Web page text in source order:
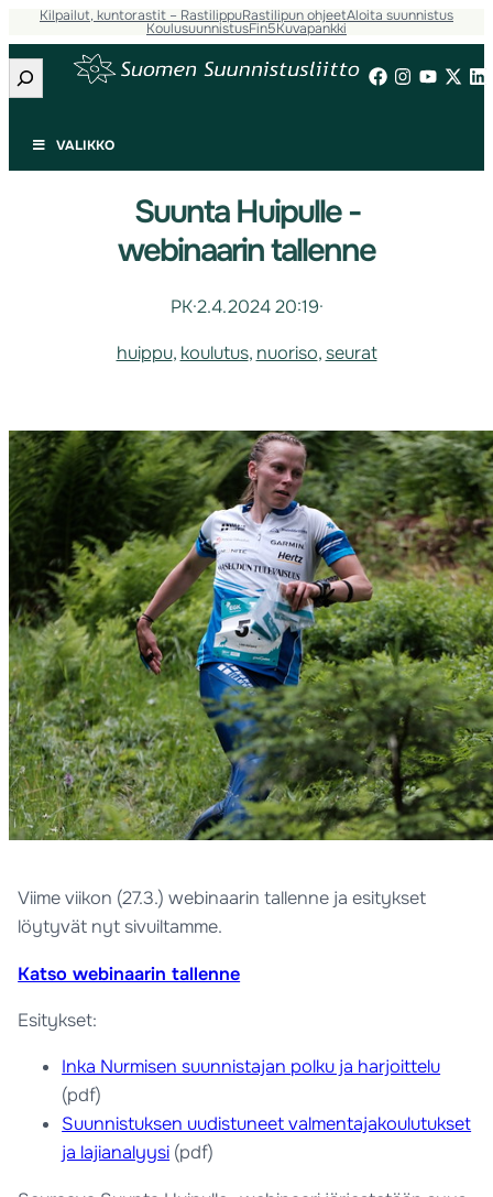
Kilpailut, kuntorastit – RastilippuRastilipun ohjeetAloita suunnistus
KoulusuunnistusFin5Kuvapankki
Etsi
VALIKKO
Suunta Huipulle -
webinaarin tallenne
PK·2.4.2024 20:19·
huippu, koulutus, nuoriso, seurat
Viime viikon (27.3.) webinaarin tallenne ja esitykset
löytyvät nyt sivuiltamme.
Katso webinaarin tallenne
Esitykset:
Inka Nurmisen suunnistajan polku ja harjoittelu
(pdf)
Suunnistuksen uudistuneet valmentajakoulutukset
ja lajianalyysi (pdf)